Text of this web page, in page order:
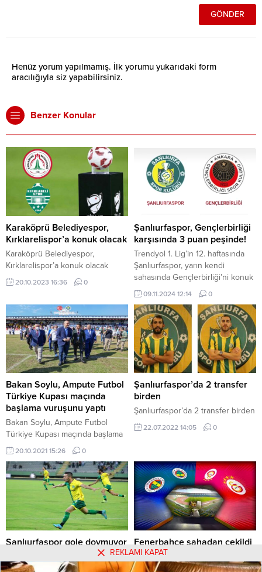
Henüz yorum yapılmamış. İlk yorumu yukarıdaki form
aracılığıyla siz yapabilirsiniz.
Benzer Konular
Karaköprü Belediyespor,
Kırklarelispor’a konuk olacak
Karaköprü Belediyespor,
Kırklarelispor’a konuk olacak
20.10.2023 16:36 0
Şanlıurfaspor, Gençlerbirliği
karşısında 3 puan peşinde!
Trendyol 1. Lig’in 12. haftasında
Şanlıurfaspor, yarın kendi
sahasında Gençlerbirliği’ni konuk
edecek. 11 Nisan Stadyumu’nda
saat 13.30’da başlayacak
karşılaşmayı hakem Ozan Ergün
yönetecek. Bu sezon inişli çıkışlı
bir performans sergileyen
Şanlıurfaspor, 11 maçta 4 galibiyet,
3 beraberlik ve 4 mağlubiyet aldı.
Topladığı 15 puanla 12. sırada
bulunan sarı-yeşilli ekip,
Gençlerbirliği...
09.11.2024 12:14 0
Bakan Soylu, Ampute Futbol
Türkiye Kupası maçında
başlama vuruşunu yaptı
Bakan Soylu, Ampute Futbol
Türkiye Kupası maçında başlama
vuruşunu yaptı
20.10.2021 15:26 0
Şanlıurfaspor’da 2 transfer
birden
Şanlıurfaspor’da 2 transfer birden
22.07.2022 14:05 0
Şanlıurfaspor gole doymuyor
Şaanlıurfaspor gole doymuyor
Fenerbahçe sahadan çekildi
Galatasaray ile Fenerbahçe
arasında oynanan Turkcell Süper
REKLAMI KAPAT